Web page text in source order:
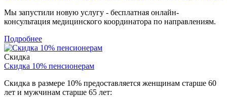
Мы запустили новую услугу - бесплатная онлайн-
консультация медицинского координатора по направлениям.
Подробнее
Скидка
Скидка 10% пенсионерам
Скидка в размере 10% предоставляется женщинам старше 60
лет и мужчинам старше 65 лет: